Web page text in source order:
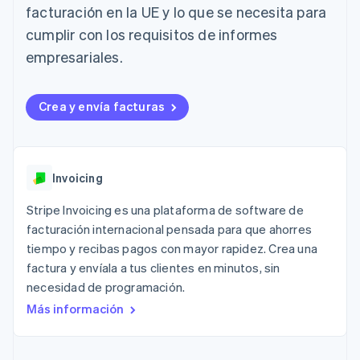
Métodos de
pago
Acceso a más
Terminal
persona
Authorization
Boost
Proceso de
acelerado
Financial
Connections
Datos de ctas.
financieras
vinculadas
Recognition
Automatización
contable
Data Pipeline
Sincronización
de datos
Product roadmap
aplicación
Gestión del dinero
Plataformas
Videojuegos
Hostelería, viajes y ocio
Seguros
Medios de
comunicación y
entretenimiento
Entidades sin ánimo de
suscripciones
basada en el consumo
Emitir tarjetas virtuales
servicios con agentes
aplicaciones
Muestras de código
desarrolladores
Estado de la API
Empresa
Hoja de ruta del
producto
Stripe Sessions:
Empleo
Sala de prensa
Stripe Press
Contacta con ventas
Conviértete en socio
facturación en la UE y lo que se necesita para
cumplir con los requisitos de informes
empresariales.
Crea y envía facturas
Invoicing
Stripe Invoicing es una plataforma de software de
facturación internacional pensada para que ahorres
tiempo y recibas pagos con mayor rapidez. Crea una
factura y envíala a tus clientes en minutos, sin
necesidad de programación.
Más información